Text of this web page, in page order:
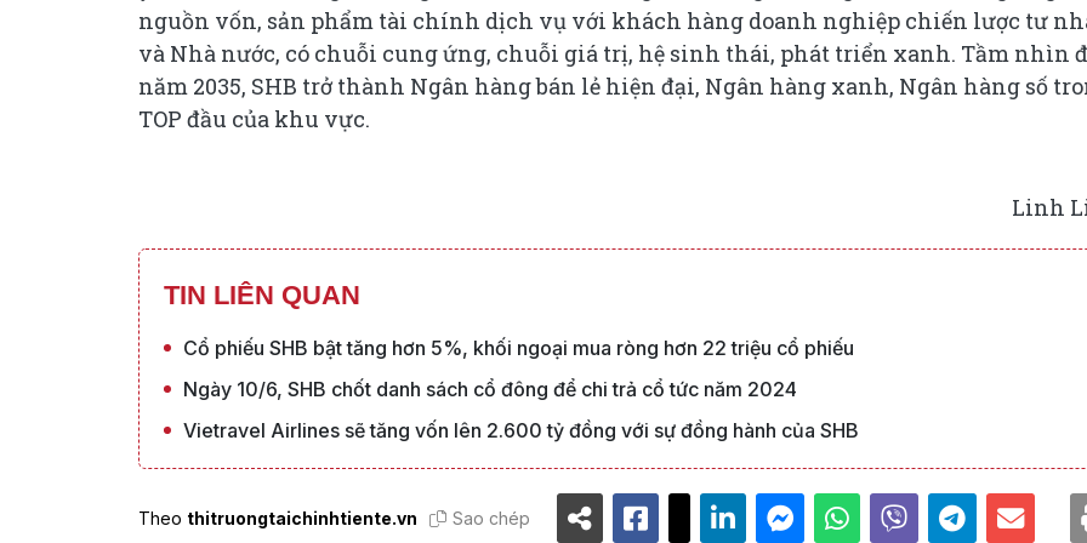
nguồn vốn, sản phẩm tài chính dịch vụ với khách hàng doanh nghiệp chiến lược tư
và Nhà nước, có chuỗi cung ứng, chuỗi giá trị, hệ sinh thái, phát triển xanh. Tầm nhìn
năm 2035, SHB trở thành Ngân hàng bán lẻ hiện đại, Ngân hàng xanh, Ngân hàng số
TOP đầu của khu vực.
Linh
TIN LIÊN QUAN
Cổ phiếu SHB bật tăng hơn 5%, khối ngoại mua ròng hơn 22 triệu cổ phiếu
Ngày 10/6, SHB chốt danh sách cổ đông để chi trả cổ tức năm 2024
Vietravel Airlines sẽ tăng vốn lên 2.600 tỷ đồng với sự đồng hành của SHB
Theo thitruongtaichinhtiente.vn Sao chép